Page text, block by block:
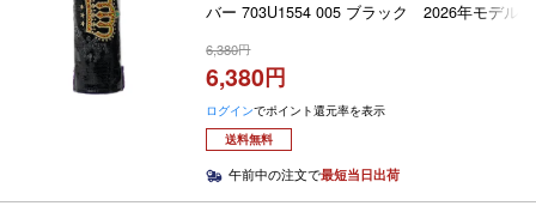
バー 703U1554 005 ブラック 2026年モデル
6,380
6,380
ログインでポイント還元率を表示
送料無料
午前中の注文で最短当日出荷